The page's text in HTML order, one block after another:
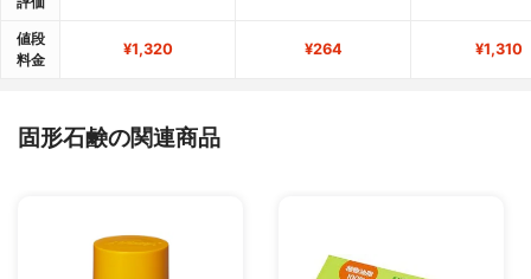
値段
料金
¥1,320 ¥264 ¥1,310
固形石鹸の関連商品